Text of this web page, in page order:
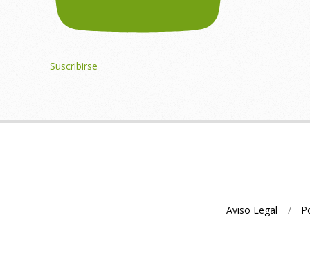
Suscribirse
Aviso Legal